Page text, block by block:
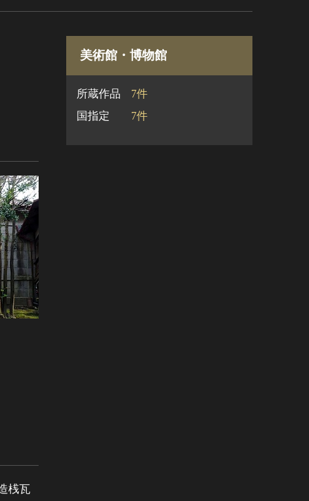
桟瓦
美術館・博物館
所蔵作品
7件
国指定
7件